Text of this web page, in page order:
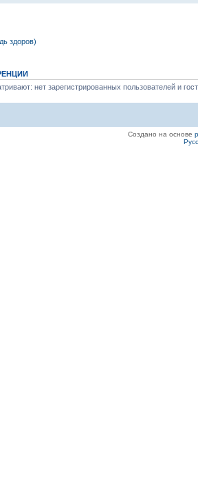
здоров)
нет зарегистрированных пользователей и
Создано на основе